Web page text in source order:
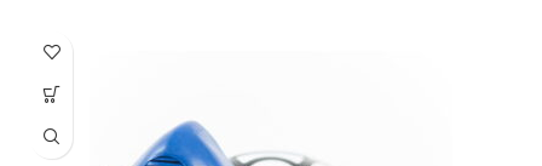
باشند.مقاومت لنز : لنز اين ماسک ها از جنس پلی کربنات شفاف با ويژگی برتر ضد
اين برتری ها، لنز ماسک دارای دوام طولانی و صرفه جويی در هزينه های تعويض می
باشد.سوپاپ های گردش هوا : ماسک های TR2002 دارای دو سوپاپ گردش هوا بوده
که مانع حرکت جريان هوای بازدمی به سمت بالا و جلوگيری از بخار کردن لنز از داخل